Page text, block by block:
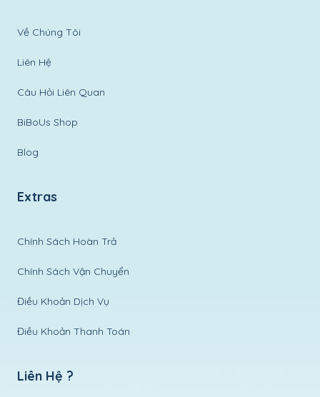
Về Chúng Tôi
Liên Hệ
Câu Hỏi Liên Quan
BiBoUs Shop
Blog
Extras
Chính Sách Hoàn Trả
Chính Sách Vận Chuyển
Điều Khoản Dịch Vụ
Điều Khoản Thanh Toán
Liên Hệ ?